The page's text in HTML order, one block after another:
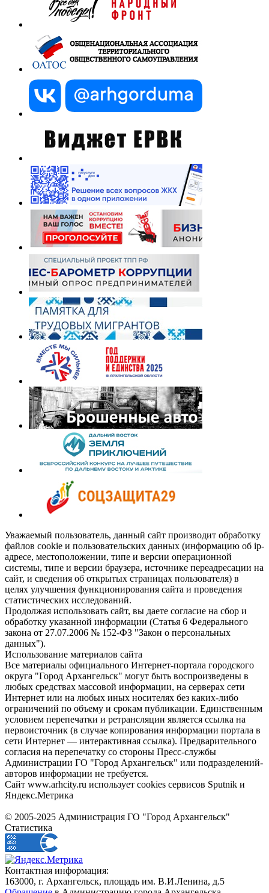
Уважаемый пользователь, данный сайт производит обработку
файлов cookie и пользовательских данных (информацию об ip-
адресе, местоположении, типе и версии операционной
системы, типе и версии браузера, источнике переадресации на
сайт, и сведения об открытых страницах пользователя) в
целях улучшения функционирования сайта и проведения
статистических исследований.
Продолжая использовать сайт, вы даете согласие на сбор и
обработку указанной информации (Статья 6 Федерального
закона от 27.07.2006 № 152-ФЗ "Закон о персональных
данных").
Использование материалов сайта
Все материалы официального Интернет-портала городского
округа "Город Архангельск" могут быть воспроизведены в
любых средствах массовой информации, на серверах сети
Интернет или на любых иных носителях без каких-либо
ограничений по объему и срокам публикации. Единственным
условием перепечатки и ретрансляции является ссылка на
первоисточник (в случае копирования информации портала в
сети Интернет — интерактивная ссылка). Предварительного
согласия на перепечатку со стороны Пресс-службы
Администрации ГО "Город Архангельск" или подразделений-
авторов информации не требуется.
Сайт www.arhcity.ru использует cookies сервисов Sputnik и
Яндекс.Метрика
© 2005-2025 Администрация ГО "Город Архангельск"
Статистика
Контактная информация:
163000, г. Архангельск, площадь им. В.И.Ленина, д.5